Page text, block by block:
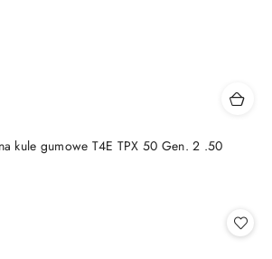
kule gumowe T4E TPX 50 Gen. 2 .50